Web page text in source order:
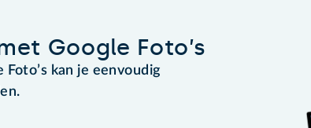
Google Foto’s
kan je eenvoudig